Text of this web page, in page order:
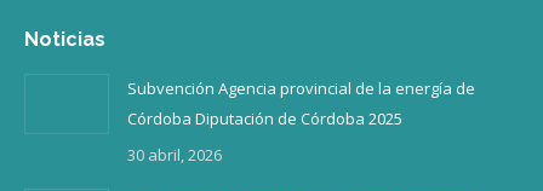
Noticias
Subvención Agencia provincial de la energía de
Córdoba Diputación de Córdoba 2025
30 abril, 2026